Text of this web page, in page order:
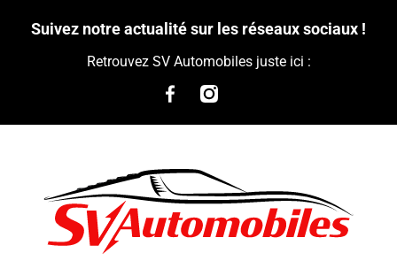
Suivez notre actualité sur les réseaux sociaux !
Retrouvez SV Automobiles juste ici :